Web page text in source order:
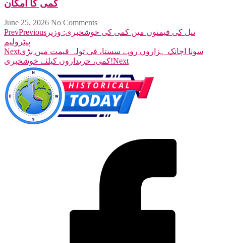
کمی کا امکان
June 25, 2026 No Comments
PrevPrevious تیل کی قیمتوں میں کمی کی خوشخبری: وزیر
پیٹرولیم
Nextسونا اچانک ہزاروں روپے سستا، فی تولہ قیمت میں بڑی
کمی، خریداروں کیلئے خوشخبری!Next